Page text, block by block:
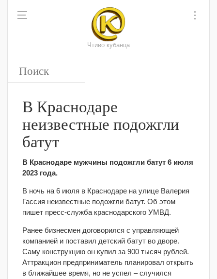
Чтиво кубанца
В Краснодаре
неизвестные подожгли
батут
В Краснодаре мужчины подожгли батут 6 июля
2023 года.
В ночь на 6 июля в Краснодаре на улице Валерия
Гассия неизвестные подожгли батут. Об этом
пишет пресс-служба краснодарского УМВД.
Ранее бизнесмен договорился с управляющей
компанией и поставил детский батут во дворе.
Саму конструкцию он купил за 900 тысяч рублей.
Аттракцион предприниматель планировал открыть
в ближайшее время, но не успел – случился